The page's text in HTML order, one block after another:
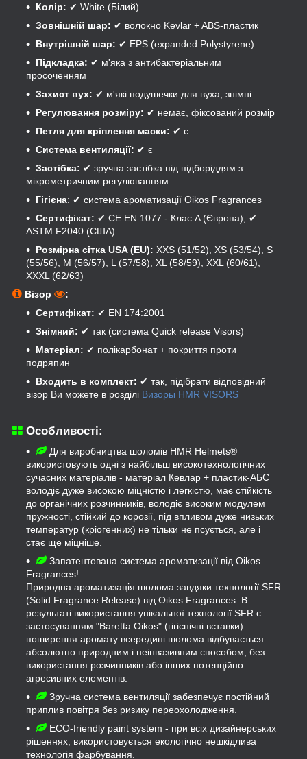
Колір: ✔ White (Білий)
Зовнішній шар: ✔ волокно Kevlar + ABS-пластик
Внутрішній шар: ✔ EPS (expanded Polystyrene)
Підкладка: ✔ м'яка з антибактеріальним
просоченням
Захист вух: ✔ м'які подушечки для вуха, знімні
Регулювання розміру: ✔ немає, фіксований розмір
Петля для кріплення маски: ✔ є
Система вентиляції: ✔ є
Застібка: ✔ зручна застібка під підборіддям з
мікрометричним регулюванням
Гігієна: ✔ система ароматизації Oikos Fragrances
Сертифікат: ✔ CE EN 1077 - Клас A (Європа), ✔
ASTM F2040 (США)
Розмірна сітка USA (EU): XXS (51/52), XS (53/54), S
(55/56), M (56/57), L (57/58), XL (58/59), XXL (60/61),
XXXL (62/63)
Візор
:
Сертифікат: ✔ EN 174:2001
Знімний: ✔ так (система Quick release Visors)
Матеріал: ✔ полікарбонат + покриття проти
подряпин
Входить в комплект: ✔ так, підібрати відповідний
візор Ви можете в розділі Визоры HMR VISORS
Особливості:
Для виробництва шоломів HMR Helmets®
використовують одні з найбільш високотехнологічних
сучасних матеріалів - матеріал Кевлар + пластик-АБС
володіє дуже високою міцністю і легкістю, має стійкість
до органічних розчинників, володіє високим модулем
пружності, стійкий до корозії, під впливом дуже низьких
температур (кріогенних) не тільки не псується, але і
стає ще міцніше.
Запатентована система ароматизації від Oikos
Fragrances!
Природна ароматизація шолома завдяки технології SFR
(Solid Fragrance Release) від Oikos Fragrances. В
результаті використання унікальної технології SFR c
застосуванням "Baretta Oikos" (гігієнічні вставки)
поширення аромату всередині шолома відбувається
абсолютно природним і неінвазивним способом, без
використання розчинників або інших потенційно
агресивних елементів.
Зручна система вентиляції забезпечує постійний
приплив повітря без ризику переохолодження.
ECO-friendly paint system - при всіх дизайнерських
рішеннях, використовується екологічно нешкідлива
технологія фарбування.